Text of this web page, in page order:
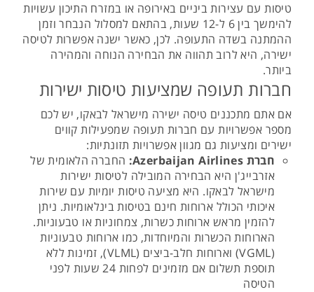
טיסות עם עצירות ביניים באירופה או במזרח התיכון עשויות
להימשך בין 6 ל-12 שעות, בהתאם למסלול הנבחר וזמן
ההמתנה בשדה התעופה. לכן, כאשר ישנה אפשרות לטיסה
ישירה, היא לרוב תהווה את הבחירה הנוחה והמהירה
ביותר.
חברות תעופה שמציעות טיסות ישירות
אם אתם מתכננים טיסה ישירה מישראל לבאקו, יש לכם
מספר אפשרויות עם חברות תעופה שמפעילות קווים
ישירים ומציעות גם מגוון אפשרויות תזונתיות:
חברת Azerbaijan Airlines:
החברה הלאומית של
אזרבייג'ן היא הבחירה המובילה לטיסות ישירות
מישראל לבאקו. היא מציעה טיסות יומיות עם שירות
איכותי הכולל ארוחות חינם בטיסות בינלאומיות. ניתן
להזמין מראש ארוחות כשרות, צמחוניות או טבעוניות.
הארוחות הכשרות והמיוחדות, כמו ארוחות טבעוניות
(VGML) וארוחות חלב-ביצים (VLML), זמינות ללא
תוספת תשלום אם מזמינים לפחות 24 שעות לפני
הטיסה